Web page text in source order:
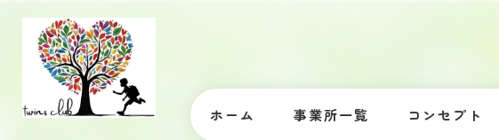
ホーム 事業所一覧 コンセプト